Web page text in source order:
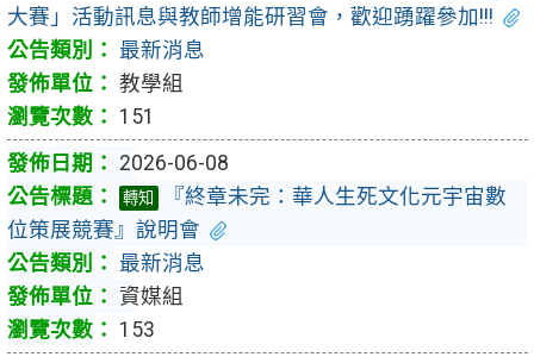
大賽」活動訊息與教師增能研習會，歡迎踴躍參加!!!
最新消息
教學組
151
2026-06-08
轉知
『終章未完：華人生死文化元宇宙數
位策展競賽』說明會
最新消息
資媒組
153